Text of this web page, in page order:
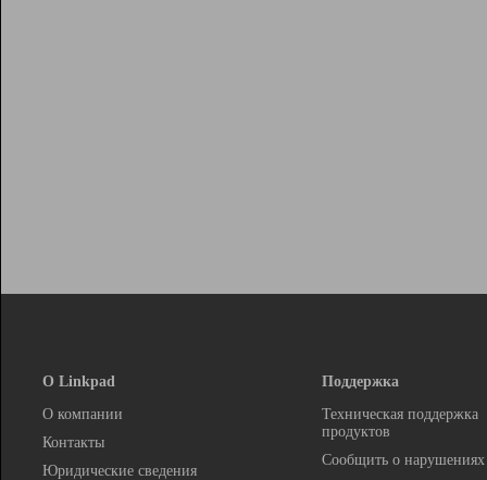
О Linkpad
О компании
Контакты
Юридические сведения
Поддержка
Техническая поддержка
продуктов
Сообщить о нарушениях